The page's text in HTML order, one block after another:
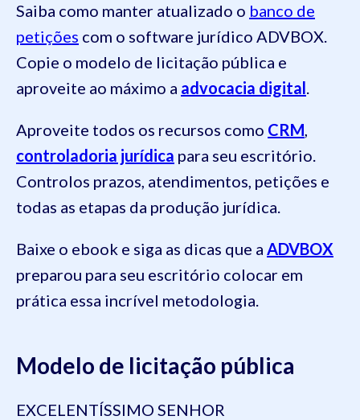
Saiba como manter atualizado o banco de
petições com o software jurídico ADVBOX.
Copie o modelo de licitação pública e
aproveite ao máximo a advocacia digital.
Aproveite todos os recursos como CRM,
controladoria jurídica para seu escritório.
Controlos prazos, atendimentos, petições e
todas as etapas da produção jurídica.
Baixe o ebook e siga as dicas que a ADVBOX
preparou para seu escritório colocar em
prática essa incrível metodologia.
Modelo de licitação pública
EXCELENTÍSSIMO SENHOR